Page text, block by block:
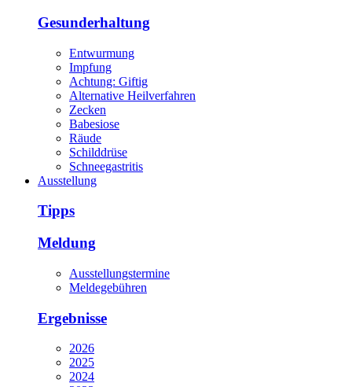
Gesunderhaltung
Entwurmung
Impfung
Achtung: Giftig
Alternative Heilverfahren
Zecken
Babesiose
Räude
Schilddrüse
Schneegastritis
Ausstellung
Tipps
Meldung
Ausstellungstermine
Meldegebühren
Ergebnisse
2026
2025
2024